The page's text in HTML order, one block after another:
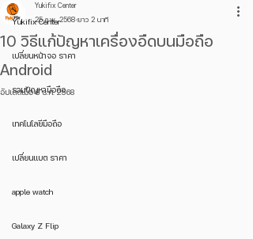
Yukifix Center
เปลี่ยนหน้าจอ ราคา
รวมปัญหามือถือ
เทคโนโลยีมือถือ
เปลี่ยนแบต ราคา
apple watch
Galaxy Z Flip
10 วิธีแก้ปัญหาเครื่องอืดบนมือถือ
Android
Yukifix Center
25 ก.พ. 2568 ยาว 2 นาที
อัปเดตเมื่อ8 ธ.ค. 2568